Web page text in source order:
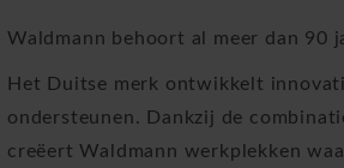
Waldmann behoort al meer dan 90
Het Duitse merk ontwikkelt
ondersteunen. Dankzij de
creëert Waldmann werkplekken